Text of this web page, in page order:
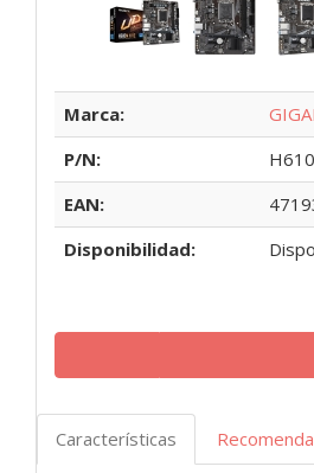
Marca:
P/N:
EAN:
Disponibilidad:
Características